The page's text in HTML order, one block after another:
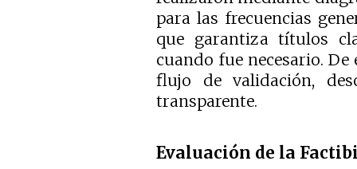
para las frecuencias
que garantiza títulos
cuando fue necesario.
flujo de validación,
transparente.
Evaluación de la